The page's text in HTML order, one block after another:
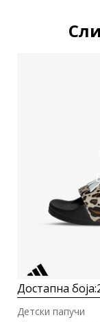
Достапна боја:
Детски папучи